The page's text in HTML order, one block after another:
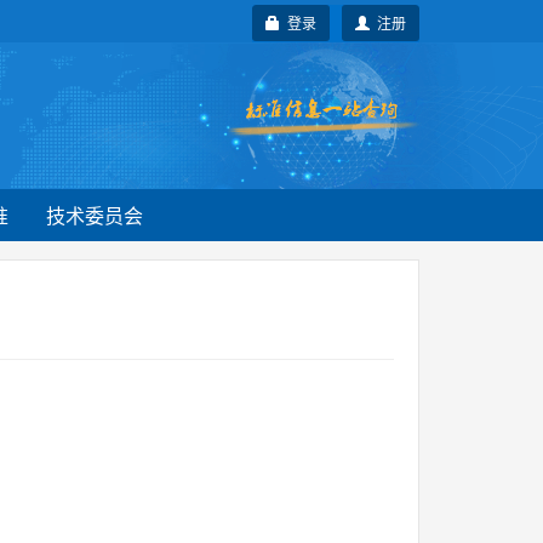
注册
登录
技术委员会